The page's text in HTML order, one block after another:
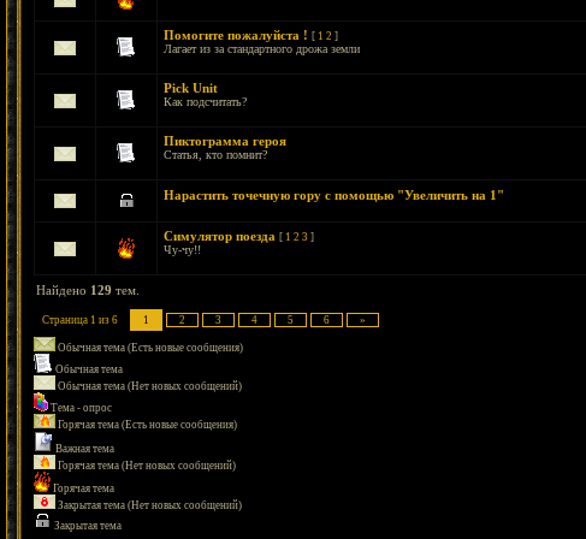
Помогите пожалуйста ! [ 1 2 ]
Лагает из за стандартного дрожа земли
Pick Unit
Как подсчитать?
Пиктограмма героя
Статья, кто помнит?
Нарастить точечную гору с помощью "Увеличить на 1"
Симулятор поезда [ 1 2 3 ]
Чу-чу!!
Найдено 129 тем.
Страница 1 из 6 1 2 3 4 5 6 »
Обычная тема (Есть новые сообщения)
Обычная тема
Обычная тема (Нет новых сообщений)
Тема - опрос
Горячая тема (Есть новые сообщения)
Важная тема
Горячая тема (Нет новых сообщений)
Горячая тема
Закрытая тема (Нет новых сообщений)
Закрытая тема